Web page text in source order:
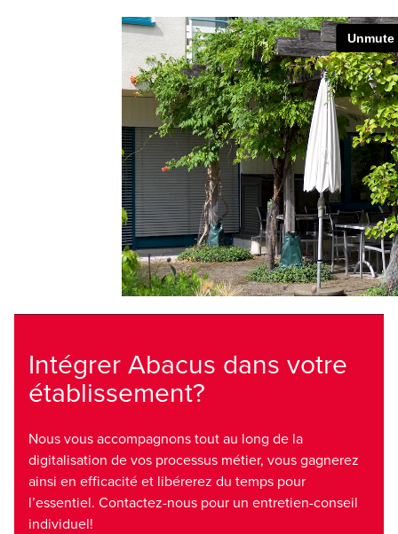
Intégrer Abacus dans votre
établissement?
Nous vous accompagnons tout au long de la
digitalisation de vos processus métier, vous gagnerez
ainsi en efficacité et libérerez du temps pour
l’essentiel. Contactez-nous pour un entretien-conseil
individuel!